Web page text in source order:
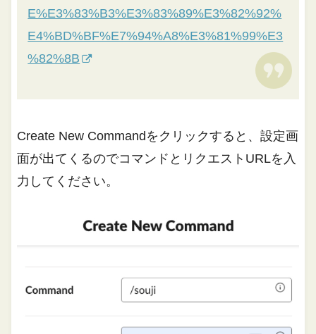
E%E3%83%B3%E3%83%89%E3%82%92%
E4%BD%BF%E7%94%A8%E3%81%99%E3
%82%8B
Create New Commandをクリックすると、設定画
面が出てくるのでコマンドとリクエストURLを入
力してください。